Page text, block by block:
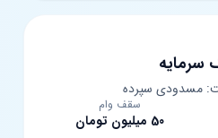
سرمایه
مسدودی سپرده
سقف وام
50 میلیون تومان